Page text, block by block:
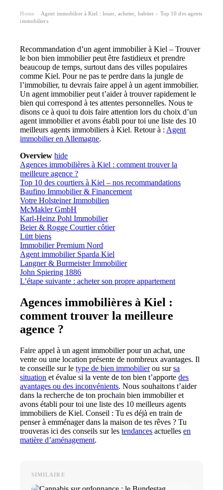
Home
Agent immobilier à Kiel : louer, acheter, habiter – Top 10 des agents
immobiliers
Recommandation d’un agent immobilier à Kiel – Trouver
le bon bien immobilier peut être fastidieux et prendre
beaucoup de temps, surtout dans des villes populaires
comme Kiel. Pour ne pas te perdre dans la jungle de
l’immobilier, tu devrais faire appel à un agent immobilier.
Un agent immobilier peut t’aider à trouver rapidement le
bien qui correspond à tes attentes personnelles. Nous te
disons ce à quoi tu dois faire attention lors du choix d’un
agent immobilier et avons établi pour toi une liste des 10
meilleurs agents immobiliers à Kiel. Retour à : Agent
immobilier en Allemagne.
Overview hide
Agences immobilières à Kiel : comment trouver la
meilleure agence ?
Top 10 des courtiers à Kiel – nos recommandations
Baufino Immobilier & Financement
Votre Holsteiner Immobilien
McMakler GmbH
Karl-Heinz Pohl Immobilier
Beier & Rogge Courtier côtier
Lütt biens
Immobilier Premium Nord
Agent immobilier Sparda Kiel
Langner & Burmeister Immobilier
John Spiering 1886
L’étape suivante : acheter son propre appartement
Agences immobilières à Kiel :
comment trouver la meilleure
agence ?
Faire appel à un agent immobilier pour un achat, une
vente ou une location présente de nombreux avantages. Il
te conseille sur letype de bien immobilierou sursa
situation et évalue si la vente de ton bien t’apportedes
avantages ou des inconvénients. Nous souhaitons t’aider
dans la recherche de ton prochain bien immobilier et
avons établi pour toi une liste des 10 meilleurs agents
immobiliers de Kiel. Conseil : Tu es déjà en train de
penser à emménager dans la maison de tes rêves ? Tu
trouveras ici des conseils sur lestendances actuellesen
matière d’aménagement.
SIMILAIRE